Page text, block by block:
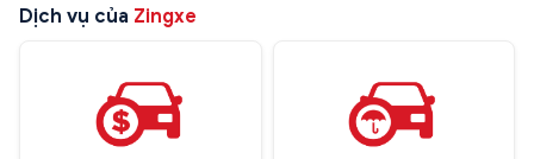
Dịch vụ của Zingxe